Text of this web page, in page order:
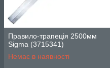
Правило-трапеція 2500мм
Sigma (3715341)
Немає в наявності